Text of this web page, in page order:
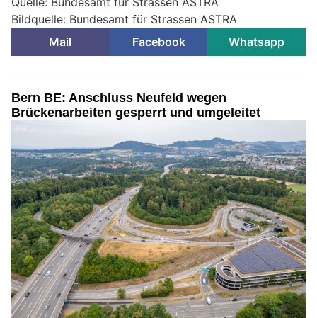
Bildquelle: Bundesamt für Strassen ASTRA
Mail
Facebook Whatsapp
Bern BE: Anschluss Neufeld wegen
Brückenarbeiten gesperrt und umgeleitet